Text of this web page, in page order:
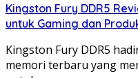
Kingston Fury DDR5
untuk Gaming dan
Kingston Fury DDR5
memori terbaru yang